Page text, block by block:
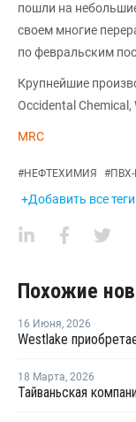
пошли на
своем многие
по февральским
Крупнейшие
Occidental Chemical,
MRC
#НЕФТЕХИМИЯ #ПВХ-
+Добавить все
Похожие
16 Июня, 2026
18 Марта, 2026